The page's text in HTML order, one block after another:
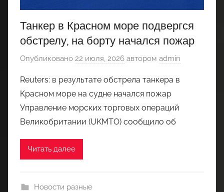
Танкер в Красном море подвергся
обстрелу, на борту начался пожар
Опубликовано 22 июля, 2026 автором admin
Reuters: в результате обстрела танкера в
Красном море на судне начался пожар
Управление морских торговых операций
Великобритании (UKMTO) сообщило об
Читать далее
Новости разные